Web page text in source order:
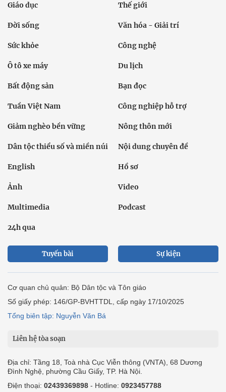
Giáo dục Thế giới
Đời sống Văn hóa - Giải trí
Sức khỏe Công nghệ
Ô tô xe máy Du lịch
Bất động sản Bạn đọc
Tuần Việt Nam Công nghiệp hỗ trợ
Giảm nghèo bền vững Nông thôn mới
Dân tộc thiểu số và miền núi Nội dung chuyên đề
English Hồ sơ
Ảnh Video
Multimedia Podcast
24h qua
Tuyến bài Sự kiện
Cơ quan chủ quản: Bộ Dân tộc và Tôn giáo
Số giấy phép: 146/GP-BVHTTDL, cấp ngày 17/10/2025
Tổng biên tập: Nguyễn Văn Bá
Liên hệ tòa soạn
Địa chỉ: Tầng 18, Toà nhà Cục Viễn thông (VNTA), 68 Dương
Đình Nghệ, phường Cầu Giấy, TP. Hà Nội.
Điện thoại: 02439369898 - Hotline: 0923457788